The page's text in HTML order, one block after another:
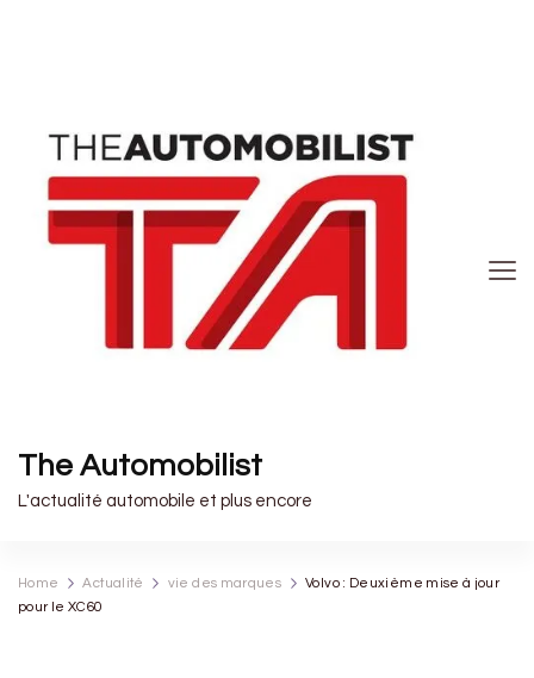
The Automobilist
L'actualité automobile et plus encore
Home Actualité vie des marques
Volvo : Deuxième mise à jour
pour le XC60